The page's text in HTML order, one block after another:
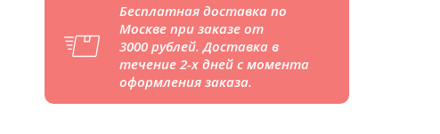
Бесплатная доставка по
Москве при заказе от
3000 рублей. Доставка в
течение 2-х дней с момента
оформления заказа.